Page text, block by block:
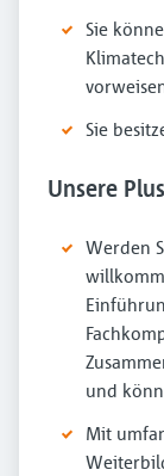
Sie
Sie
Unsere
Werden
und
Mit